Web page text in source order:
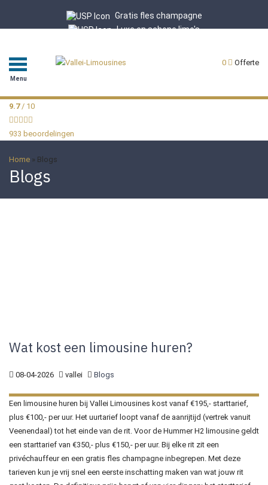
Gratis fles champagne
Luxe en schone limo's
Menu
0 Offerte
9.7/ 10
933 beoordelingen
Home » Blogs
Blogs
Wat kost een limousine huren?
08-04-2026 vallei Blogs
Een limousine huren bij Vallei Limousines kost vanaf €195,- starttarief,
plus €100,- per uur. Het uurtarief loopt vanaf de aanrijtijd (vertrek vanuit
Veenendaal) tot het einde van de rit. Voor de Hummer H2 limousine geldt
een starttarief van €350,- plus €150,- per uur. Bij elke rit zit een
privéchauffeur en een gratis fles champagne inbegrepen. Met deze
tarieven kun je vrij snel een eerste inschatting maken van wat jouw rit